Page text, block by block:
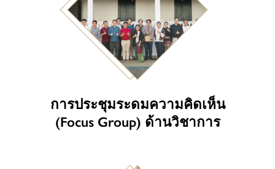
การประชุมระดมความคิดเห็น
(Focus Group) ด้านวิชาการ